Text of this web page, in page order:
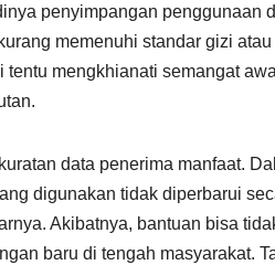
penyimpangan penggunaan
memenuhi standar gizi
mengkhianati semangat
data penerima manfaat.
digunakan tidak diperbarui
Akibatnya, bantuan bisa
baru di tengah masyarakat.